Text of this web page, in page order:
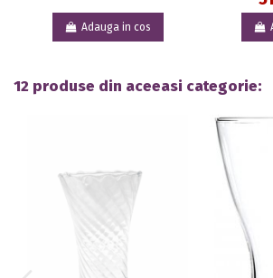
Adauga in cos
12 produse din aceeasi categorie: